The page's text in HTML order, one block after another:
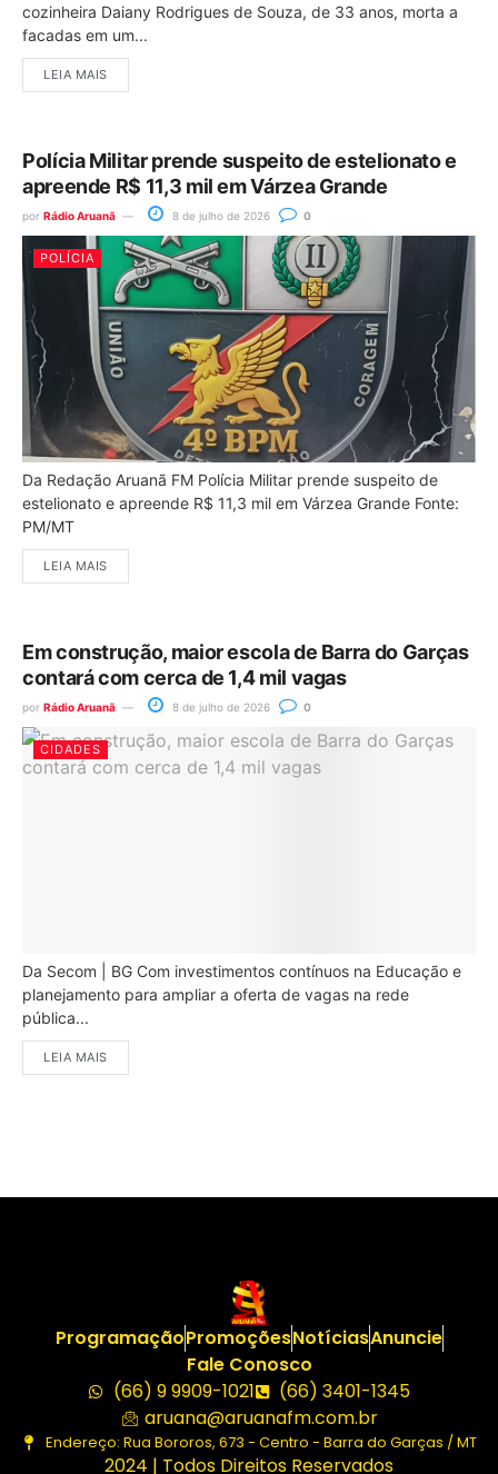
cozinheira Daiany Rodrigues de Souza, de 33 anos, morta a
facadas em um...
LEIA MAIS
Polícia Militar prende suspeito de estelionato e
apreende R$ 11,3 mil em Várzea Grande
por Rádio Aruanã 8 de julho de 2026 0
POLÍCIA
Da Redação Aruanã FM Polícia Militar prende suspeito de
estelionato e apreende R$ 11,3 mil em Várzea Grande Fonte:
PM/MT
LEIA MAIS
Em construção, maior escola de Barra do Garças
contará com cerca de 1,4 mil vagas
por Rádio Aruanã 8 de julho de 2026 0
CIDADES
Da Secom | BG Com investimentos contínuos na Educação e
planejamento para ampliar a oferta de vagas na rede
pública...
LEIA MAIS
ProgramaçãoPromoçõesNotíciasAnuncie
Fale Conosco
(66) 9 9909-1021
(66) 3401-1345
aruana@aruanafm.com.br
Endereço: Rua Bororos, 673 - Centro - Barra do Garças / MT
2024 | Todos Direitos Reservados